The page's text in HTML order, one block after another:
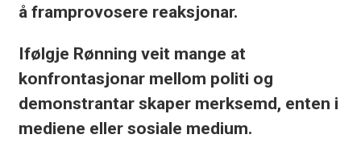
å framprovosere reaksjonar.
Ifølgje Rønning veit mange at
konfrontasjonar mellom politi og
demonstrantar skaper merksemd, enten i
mediene eller sosiale medium.